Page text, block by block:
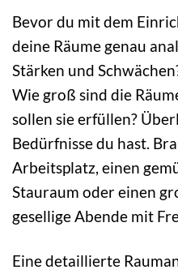
Bevor du mit dem
deine Räume genau
Stärken und
Wie groß sind die
sollen sie erfüllen?
Bedürfnisse du hast.
Arbeitsplatz, einen
Stauraum oder einen
gesellige Abende mit
Eine detaillierte